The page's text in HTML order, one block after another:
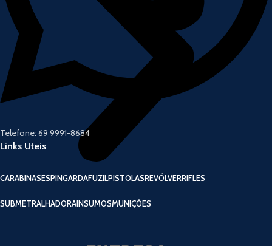
Telefone: 69 9991-8684
Links Uteis
CARABINASESPINGARDAFUZILPISTOLASREVÓLVERRIFLES
SUBMETRALHADORAINSUMOSMUNIÇÕES